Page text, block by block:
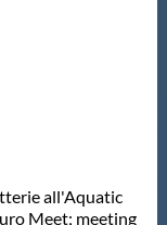
all'Aquatic
Meet; meeting